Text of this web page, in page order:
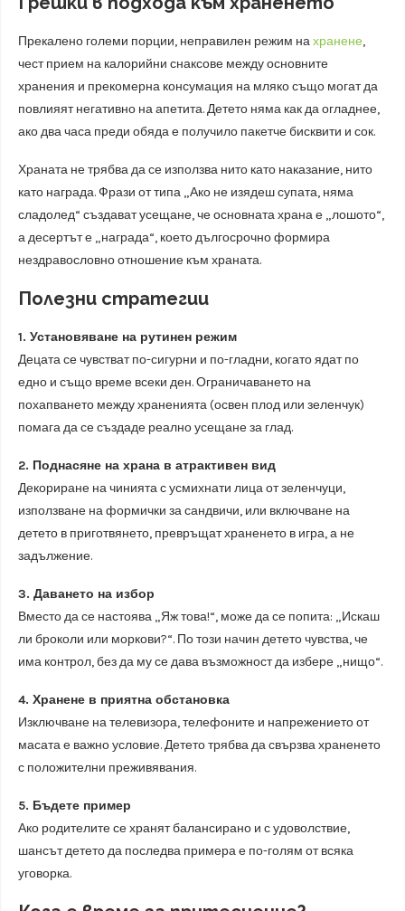
Прекалено големи порции, неправилен режим нахранене,
чест прием на калорийни снаксове между основните
хранения и прекомерна консумация на мляко също могат да
повлияят негативно на апетита. Детето няма как да огладнее,
ако два часа преди обяда е получило пакетче бисквити и сок.
Храната не трябва да се използва нито като наказание, нито
като награда. Фрази от типа „Ако не изядеш супата, няма
сладолед“ създават усещане, че основната храна е „лошото“,
а десертът е „награда“, което дългосрочно формира
нездравословно отношение към храната.
Полезни стратегии
1. Установяване на рутинен режим
Децата се чувстват по-сигурни и по-гладни, когато ядат по
едно и също време всеки ден. Ограничаването на
похапването между храненията (освен плод или зеленчук)
помага да се създаде реално усещане за глад.
2. Поднасяне на храна в атрактивен вид
Декориране на чинията с усмихнати лица от зеленчуци,
използване на формички за сандвичи, или включване на
детето в приготвянето, превръщат храненето в игра, а не
задължение.
3. Даването на избор
Вместо да се настоява „Яж това!“, може да се попита: „Искаш
ли броколи или моркови?“. По този начин детето чувства, че
има контрол, без да му се дава възможност да избере „нищо“.
4. Хранене в приятна обстановка
Изключване на телевизора, телефоните и напрежението от
масата е важно условие. Детето трябва да свързва храненето
с положителни преживявания.
5. Бъдете пример
Ако родителите се хранят балансирано и с удоволствие,
шансът детето да последва примера е по-голям от всяка
уговорка.